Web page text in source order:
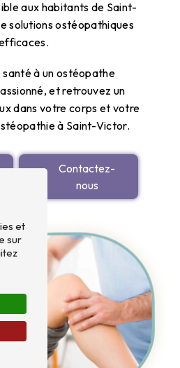
aux habitants de Saint-
solutions ostéopathiques
à un ostéopathe
et retrouvez un
dans votre corps et votre
à Saint-Victor.
Contactez-
nous
et
sur